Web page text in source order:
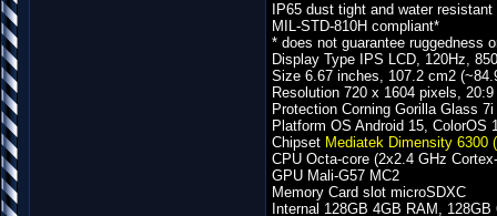
IP65 dust tight and water
MIL-STD-810H compliant*
* does not guarantee ruggedness
Display Type IPS LCD, 120Hz,
Size 6.67 inches, 107.2 cm2
Resolution 720 x 1604 pixels,
Protection Corning Gorilla Glass
Platform OS Android 15, ColorOS
Chipset Mediatek Dimensity 6300
CPU Octa-core (2x2.4 GHz
GPU Mali-G57 MC2
Memory Card slot microSDXC
Internal 128GB 4GB RAM,